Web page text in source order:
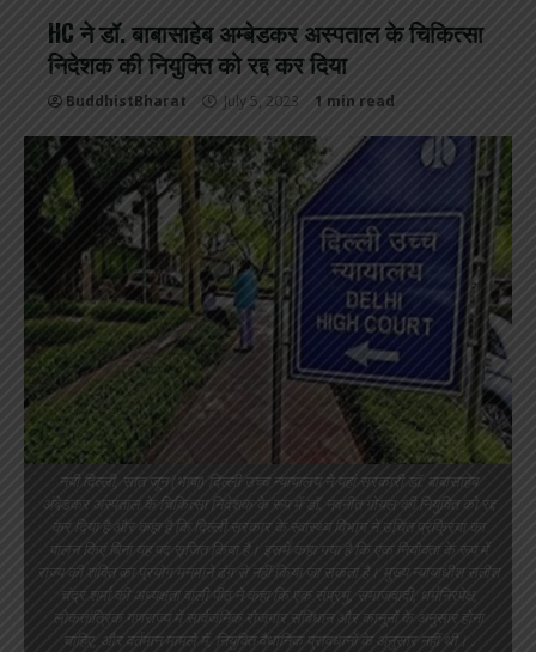
HC ने डॉ. बाबासाहेब अम्बेडकर अस्पताल के चिकित्सा
निदेशक की नियुक्ति को रद्द कर दिया
BuddhistBharat July 5, 2023 1 min read
नयी दिल्ली, सात जून (भाषा) दिल्ली उच्च न्यायालय ने यहां सरकारी डॉ. बाबासाहेब
अंबेडकर अस्पताल के चिकित्सा निदेशक के रूप में डॉ. नवनीत गोयल की नियुक्ति को रद्द
कर दिया है और कहा है कि दिल्ली सरकार के स्वास्थ्य विभाग ने उचित प्रक्रिया का
पालन किए बिना यह पद सृजित किया है। इसमें कहा गया है कि एक नियोक्ता के रूप में
राज्य की शक्ति का प्रयोग मनमाने ढंग से नहीं किया जा सकता है। मुख्य न्यायाधीश सतीश
चंद्र शर्मा की अध्यक्षता वाली पीठ ने कहा कि एक संप्रभु, समाजवादी, धर्मनिरपेक्ष,
लोकतांत्रिक गणराज्य में सार्वजनिक रोजगार संविधान और कानूनों के अनुसार होना
चाहिए, और वर्तमान मामले में, नियुक्ति वैधानिक प्रावधानों के अनुसार नहीं थी। .